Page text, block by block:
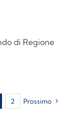
di Regione
2 Prossimo